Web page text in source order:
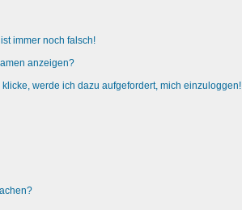
immer noch falsch!
anzeigen?
werde ich dazu aufgefordert, mich einzuloggen!